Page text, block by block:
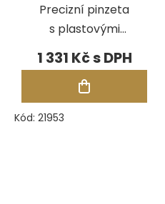
Precizní pinzeta
s plastovými
hroty Lindström
TL 5CFR-SA, 130
mm
1 331 Kč
Kód: 21953